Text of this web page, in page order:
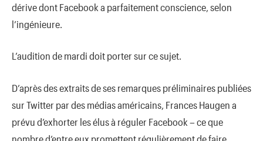
dérive dont Facebook a parfaitement conscience, selon
l’ingénieure.
L’audition de mardi doit porter sur ce sujet.
D’après des extraits de ses remarques préliminaires publiées
sur Twitter par des médias américains, Frances Haugen a
prévu d’exhorter les élus à réguler Facebook – ce que
nombre d’entre eux promettent régulièrement de faire.